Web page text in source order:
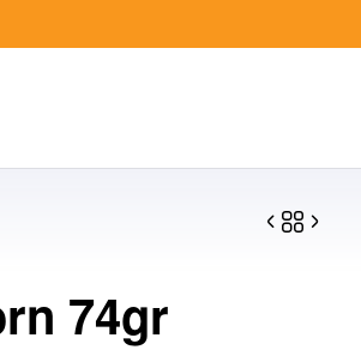
$110.00
$36.00
74gr